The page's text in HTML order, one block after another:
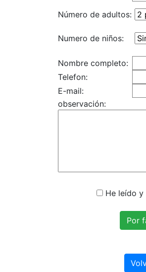
Número de adultos:
Numero de niños:
Nombre completo:
Telefon:
E-mail:
observación:
He leído y